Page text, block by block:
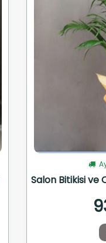
Salon Bitikisi ve